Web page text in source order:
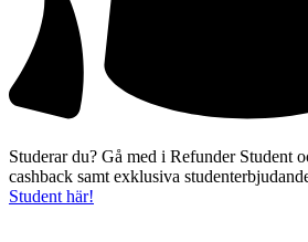
Studerar du? Gå med i Refunder Student
cashback samt exklusiva
Student här!